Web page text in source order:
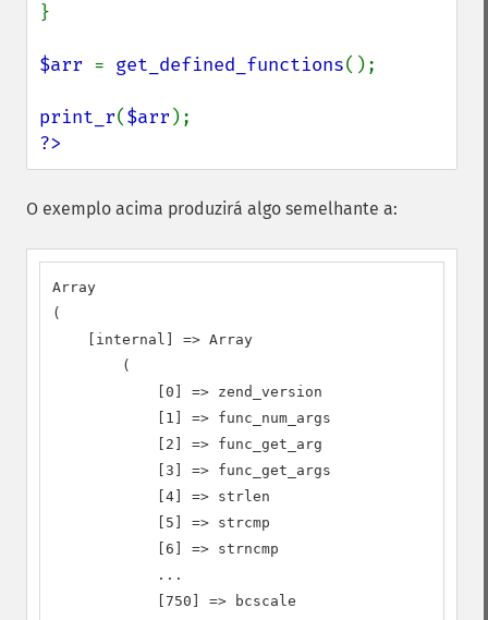
}
$arr = get_defined_functions();
print_r($arr
?>
O exemplo acima produzirá algo semelhante a:
Array
(
    [internal] => Array
        (
            [0] => zend_version
            [1] => func_num_args
            [2] => func_get_arg
            [3] => func_get_args
            [4] => strlen
            [5] => strcmp
            [6] => strncmp
            ...
            [750] => bcscale